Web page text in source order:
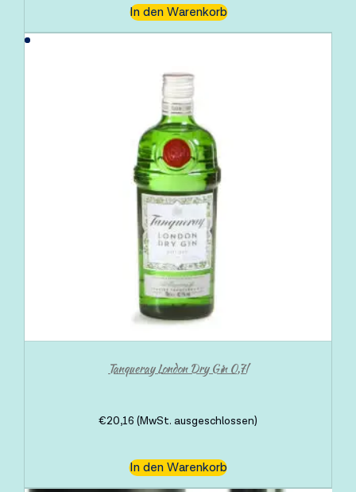
In den Warenkorb
Tanqueray London Dry Gin 0,7l
€20,16 (MwSt. ausgeschlossen)
In den Warenkorb